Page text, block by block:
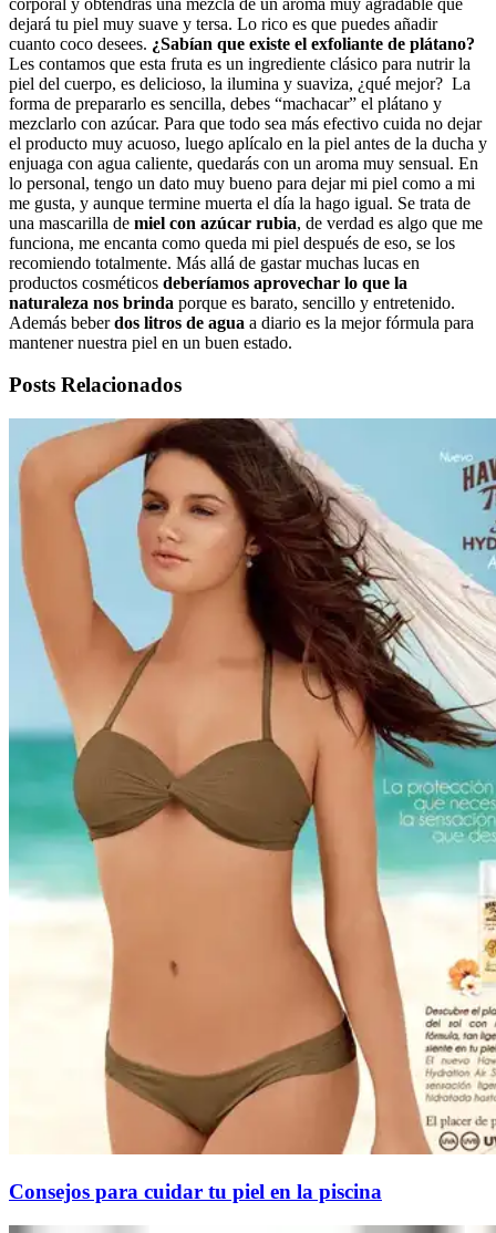
dejará tu piel muy suave y tersa. Lo rico es que puedes añadir
cuanto coco desees. ¿Sabían que existe el exfoliante de plátano?
Les contamos que esta fruta es un ingrediente clásico para nutrir la
piel del cuerpo, es delicioso, la ilumina y suaviza, ¿qué mejor? La
forma de prepararlo es sencilla, debes “machacar” el plátano y
mezclarlo con azúcar. Para que todo sea más efectivo cuida no dejar
el producto muy acuoso, luego aplícalo en la piel antes de la ducha y
enjuaga con agua caliente, quedarás con un aroma muy sensual. En
lo personal, tengo un dato muy bueno para dejar mi piel como a mi
me gusta, y aunque termine muerta el día la hago igual. Se trata de
una mascarilla de miel con azúcar rubia, de verdad es algo que me
funciona, me encanta como queda mi piel después de eso, se los
recomiendo totalmente. Más allá de gastar muchas lucas en
productos cosméticos deberíamos aprovechar lo que la
naturaleza nos brinda porque es barato, sencillo y entretenido.
Además beberdos litros de agua a diario es la mejor fórmula para
mantener nuestra piel en un buen estado.
Posts Relacionados
Consejos para cuidar tu piel en la piscina